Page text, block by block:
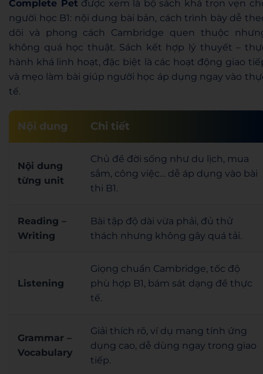
Complete Pet được xem là bộ sách khá trọn vẹn
người học B1: nội dung bài bản, cách trình bày dễ
dõi và phong cách Cambridge quen thuộc
không quá học thuật. Sách kết hợp lý thuyết –
hành khá linh hoạt, đặc biệt là các hoạt động giao
và mẹo làm bài giúp người học áp dụng ngay vào
tế.
Nội dung Chi tiết
Nội dung
từng unit
Chủ đề đời sống như du lịch, mua
sắm, công việc… dễ áp dụng vào bài
thi B1.
Reading –
Writing
Bài tập độ dài vừa phải, đủ thử
thách nhưng không gây quá tải.
Listening
Giọng chuẩn Cambridge, tốc độ
phù hợp B1, bám sát dạng đề thực
tế.
Grammar –
Vocabulary
Giải thích rõ, ví dụ mang tính ứng
dụng cao, dễ dùng ngay trong giao
tiếp.